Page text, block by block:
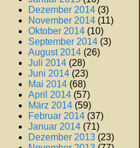
Dezember 2014 (3)
November 2014 (11)
Oktober 2014 (10)
September 2014 (3)
August 2014 (26)
Juli 2014 (28)
Juni 2014 (23)
Mai 2014 (68)
April 2014 (57)
März 2014 (59)
Februar 2014 (37)
Januar 2014 (71)
Dezember 2013 (23)